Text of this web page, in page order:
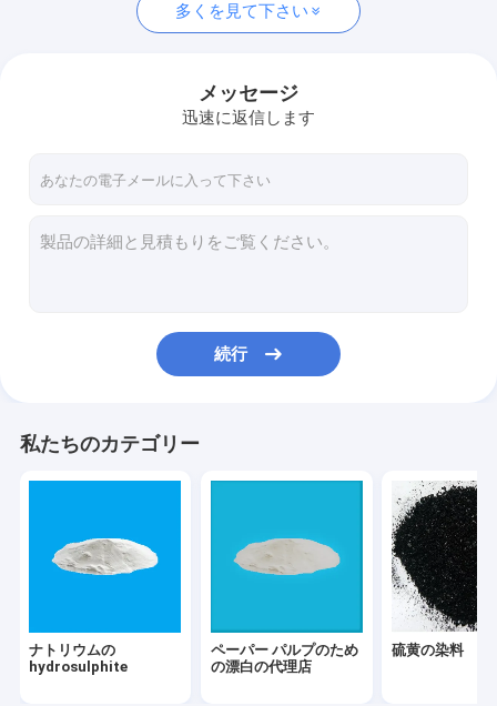
ナトリウムのhydrosulphite
共通の食品添加物
ディスパースの染料
大桶染料
多くを見て下さい
メッセージ
迅速に返信します
続行
私たちのカテゴリー
ナトリウムの
hydrosulphite
ペーパー パルプのため
の漂白の代理店
硫黄の染料